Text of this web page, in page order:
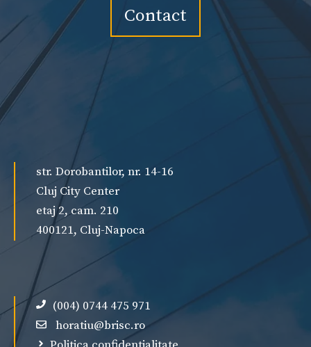
Contact
str. Dorobantilor, nr. 14-16
Cluj City Center
etaj 2, cam. 210
400121, Cluj-Napoca
(004) 0744 475 971
horatiu@brisc.ro